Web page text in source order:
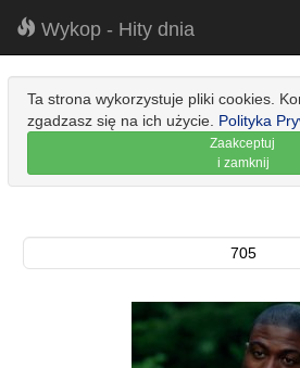
Wykop - Hity dnia
Ta strona wykorzystuje pliki cookies.
zgadzasz się na ich użycie. Polityka
Zaakceptuj
i zamknij
705